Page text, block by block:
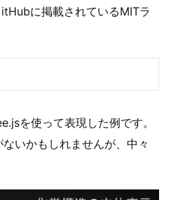
に掲載されているMITラ
を使って表現した例です。
いかもしれませんが、中々